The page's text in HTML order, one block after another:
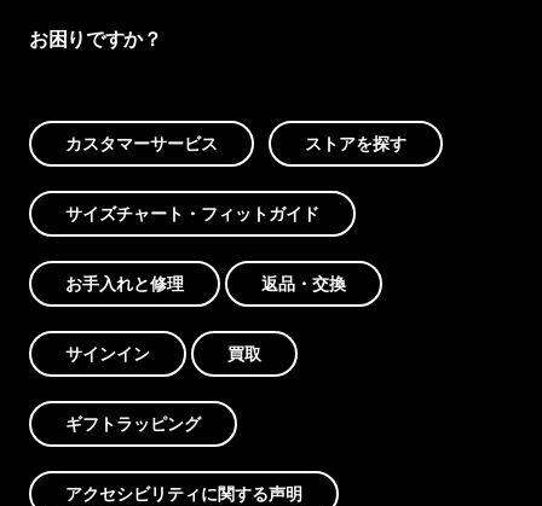
お困りですか？
カスタマーサービス ストアを探す
サイズチャート・フィットガイド
お手入れと修理 返品・交換
サインイン 買取
ギフトラッピング
アクセシビリティに関する声明